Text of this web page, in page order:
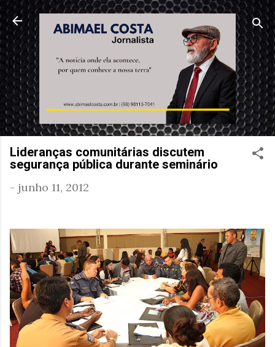
Pular para o conteúdo principal
Lideranças comunitárias discutem
segurança pública durante seminário
- junho 11, 2012